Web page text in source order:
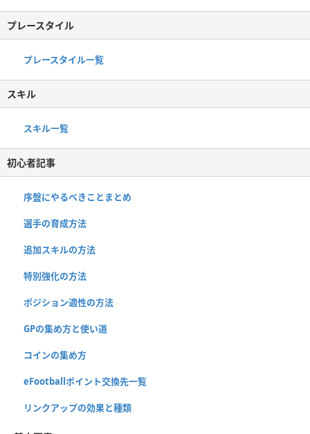
プレースタイル
プレースタイル一覧
スキル
スキル一覧
初心者記事
序盤にやるべきことまとめ
選手の育成方法
追加スキルの方法
特別強化の方法
ポジション適性の方法
GPの集め方と使い道
コインの集め方
eFootballポイント交換先一覧
リンクアップの効果と種類